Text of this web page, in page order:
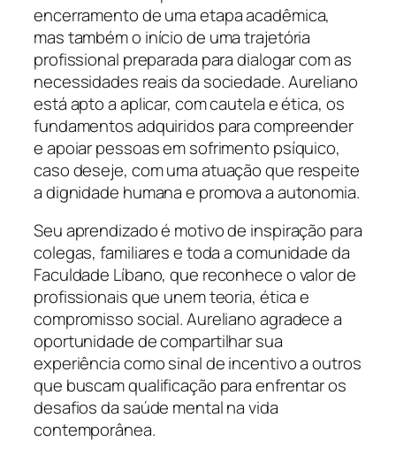
encerramento de uma etapa acadêmica,
mas também o início de uma trajetória
profissional preparada para dialogar com as
necessidades reais da sociedade. Aureliano
está apto a aplicar, com cautela e ética, os
fundamentos adquiridos para compreender
e apoiar pessoas em sofrimento psíquico,
caso deseje, com uma atuação que respeite
a dignidade humana e promova a autonomia.
Seu aprendizado é motivo de inspiração para
colegas, familiares e toda a comunidade da
Faculdade Líbano, que reconhece o valor de
profissionais que unem teoria, ética e
compromisso social. Aureliano agradece a
oportunidade de compartilhar sua
experiência como sinal de incentivo a outros
que buscam qualificação para enfrentar os
desafios da saúde mental na vida
contemporânea.